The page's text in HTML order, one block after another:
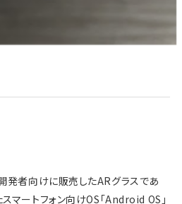
発者向けに販売したARグラスであ
マートフォン向けOS「Android OS」